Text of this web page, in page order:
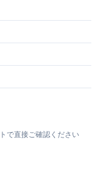
で直接ご確認ください